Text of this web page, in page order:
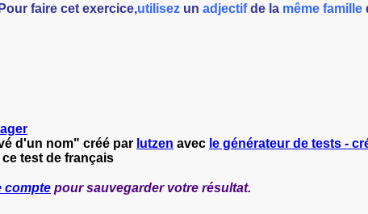
Pour faire cet exercice,utilisez un adjectifde la même famille
d'un nom" créé par lutzen avec le générateur de tests -
ce test de français
compte pour sauvegarder votre résultat.